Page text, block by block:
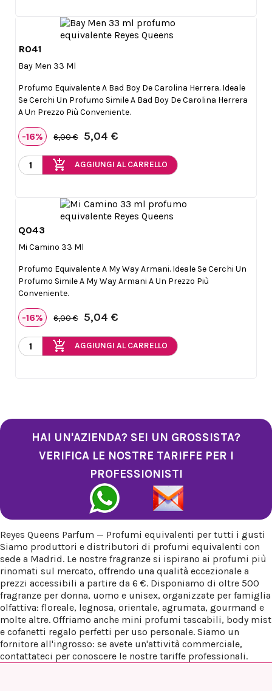
R041
Bay Men 33 Ml
Profumo Equivalente A Bad Boy De Carolina Herrera. Ideale
Se Cerchi Un Profumo Simile A Bad Boy De Carolina Herrera
A Un Prezzo Più Conveniente.
-16% 6,00 € 5,04 €
add_shopping_cart AGGIUNGI AL CARRELLO
Q043
Mi Camino 33 Ml
Profumo Equivalente A My Way Armani. Ideale Se Cerchi Un
Profumo Simile A My Way Armani A Un Prezzo Più
Conveniente.
-16% 6,00 € 5,04 €
add_shopping_cart AGGIUNGI AL CARRELLO
HAI UN'AZIENDA? SEI UN GROSSISTA?
VERIFICA LE NOSTRE TARIFFE PER I
PROFESSIONISTI
Reyes Queens Parfum — Profumi equivalenti per tutti i gusti
Siamo produttori e distributori di profumi equivalenti con
sede a Madrid. Le nostre fragranze si ispirano ai profumi più
rinomati sul mercato, offrendo una qualità eccezionale a
prezzi accessibili a partire da 6 €. Disponiamo di oltre 500
fragranze per donna, uomo e unisex, organizzate per famiglia
olfattiva: floreale, legnosa, orientale, agrumata, gourmand e
molte altre. Offriamo anche mini profumi tascabili, body mist
e cofanetti regalo perfetti per uso personale. Siamo un
fornitore all'ingrosso: se avete un'attività commerciale,
contattateci per conoscere le nostre tariffe professionali.